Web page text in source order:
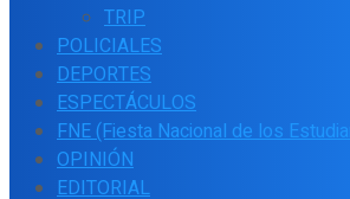
TRIP
POLICIALES
DEPORTES
ESPECTÁCULOS
FNE (Fiesta Nacional de los
OPINIÓN
EDITORIAL